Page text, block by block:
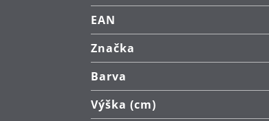
EAN
Značka
Barva
Výška (cm)